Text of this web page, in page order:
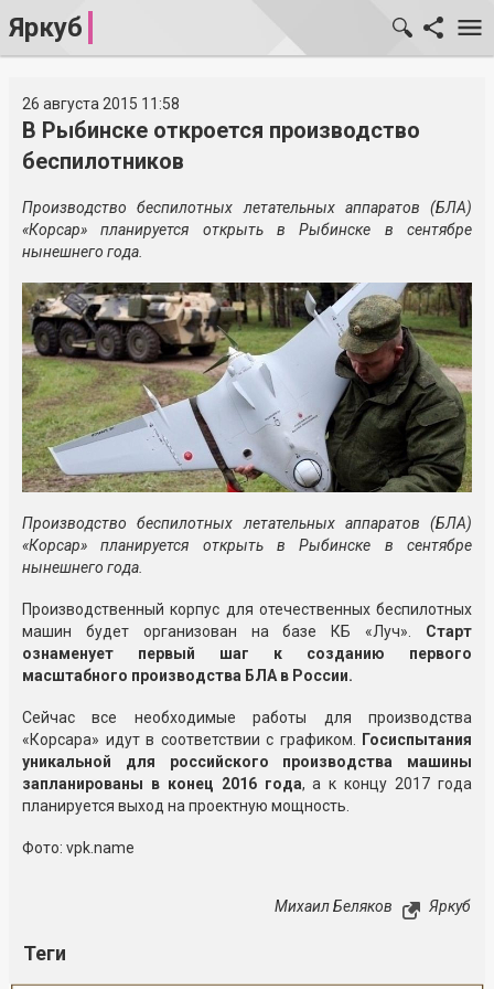
Яркуб
26 августа 2015 11:58
В Рыбинске откроется производство
беспилотников
Производство беспилотных летательных аппаратов (БЛА)
«Корсар» планируется открыть в Рыбинске в сентябре
нынешнего года.
Производство беспилотных летательных аппаратов (БЛА)
«Корсар» планируется открыть в Рыбинске в сентябре
нынешнего года.
Производственный корпус для отечественных беспилотных
машин будет организован на базе КБ «Луч». Старт
ознаменует первый шаг к созданию первого
масштабного производства БЛА в России.
Сейчас все необходимые работы для производства
«Корсара» идут в соответствии с графиком. Госиспытания
уникальной для российского производства машины
запланированы в конец 2016 года, а к концу 2017 года
планируется выход на проектную мощность.
Фото: vpk.name
Михаил Беляков Яркуб
Теги